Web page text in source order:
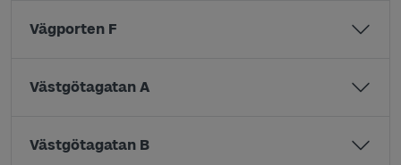
Vägporten F
Västgötagatan A
Västgötagatan B